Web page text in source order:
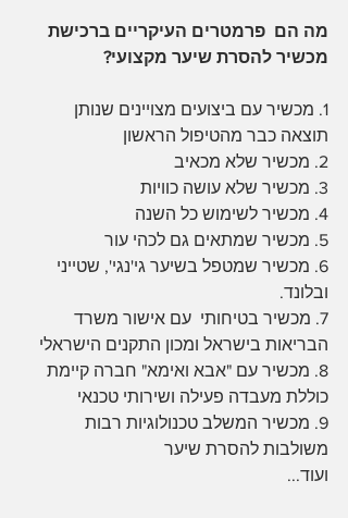
מה הם  פרמטרים העיקריים ברכישת
מכשיר להסרת שיער מקצועי?
1. מכשיר עם ביצועים מצויינים שנותן
תוצאה כבר מהטיפול הראשון
2. מכשיר שלא מכאיב
3. מכשיר שלא עושה כוויות
4. מכשיר לשימוש כל השנה
5. מכשיר שמתאים גם לכהי עור
6. מכשיר שמטפל בשיער גי'נגי', שטייני
ובלונד.
7. מכשיר בטיחותי  עם אישור משרד
הבריאות בישראל ומכון התקנים הישראלי
8. מכשיר עם "אבא ואימא" חברה קיימת
כוללת מעבדה פעילה ושירותי טכנאי
9. מכשיר המשלב טכנולוגיות רבות
משולבות להסרת שיער
ועוד...